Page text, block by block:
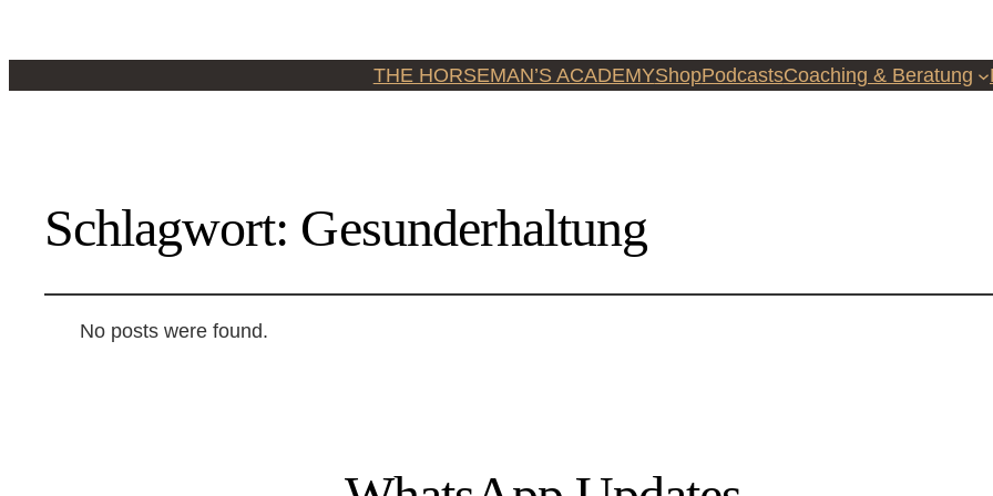
THE HORSEMAN’S ACADEMYShopPodcastsCoaching & Beratung
Schlagwort: Gesunderhaltung
No posts were found.